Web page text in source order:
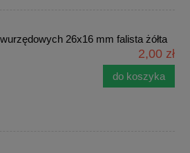
26x16 mm falista żółta
2,00 zł
do koszyka